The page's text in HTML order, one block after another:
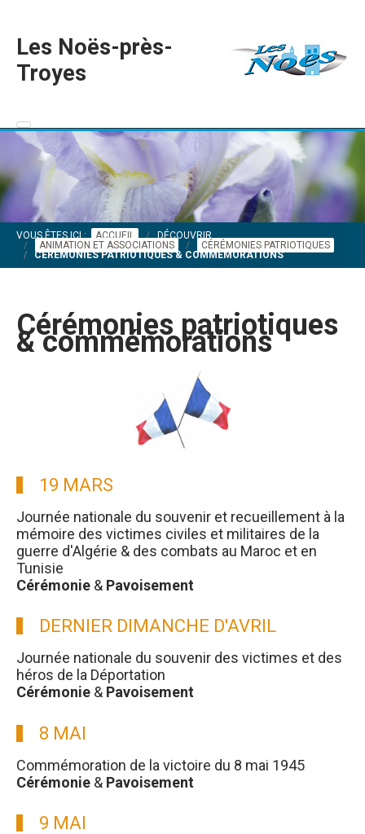
Les Noës-près-
Troyes
VOUS ÊTES ICI : ACCUEIL
DÉCOUVRIR
ANIMATION ET ASSOCIATIONS
CÉRÉMONIES PATRIOTIQUES
CÉRÉMONIES PATRIOTIQUES & COMMÉMORATIONS
Cérémonies patriotiques
& commémorations
19 MARS
Journée nationale du souvenir et recueillement à la
mémoire des victimes civiles et militaires de la
guerre d'Algérie & des combats au Maroc et en
Tunisie
Cérémonie & Pavoisement
DERNIER DIMANCHE D'AVRIL
Journée nationale du souvenir des victimes et des
héros de la Déportation
Cérémonie & Pavoisement
8 MAI
Commémoration de la victoire du 8 mai 1945
Cérémonie & Pavoisement
9 MAI